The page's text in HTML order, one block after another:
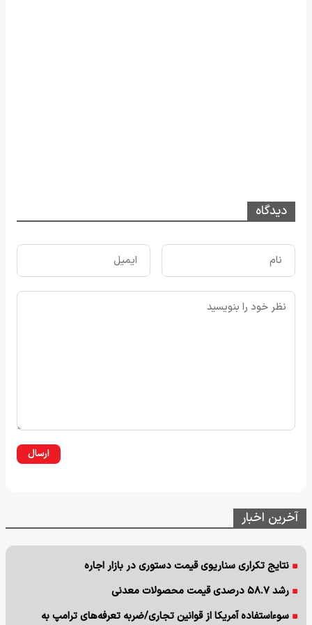
دیدگاه
ارسال
آخرین اخبار
نتایج تکراری سناریوی قیمت دستوری در بازار اجاره
رشد ۵۸.۷ درصدی قیمت محصولات معدنی
سوءاستفاده آمریکا از قوانین تجاری/ضربه تعرفه‌های ترامپ به